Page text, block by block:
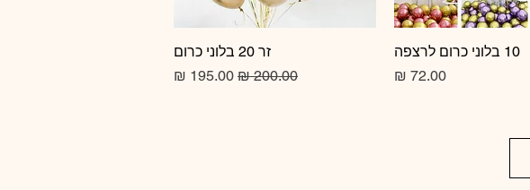
תצוגה מהירה
10 בלוני כרום לרצפה
מחיר‏72.00 ‏₪
תצוגה מהירה
זר 20 בלוני כרום
מחיר רגיל מחיר מבצע